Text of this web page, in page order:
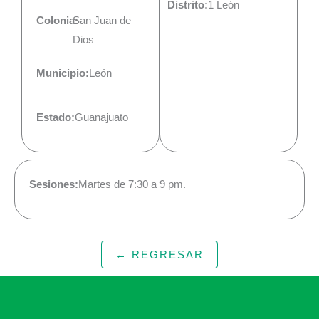
Colonia:San Juan de
Dios
Municipio:León
Estado:Guanajuato
Distrito:1 León
Sesiones:Martes de 7:30 a 9 pm.
← REGRESAR